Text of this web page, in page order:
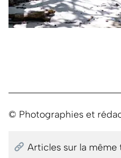
© Photographies et
Articles sur la même